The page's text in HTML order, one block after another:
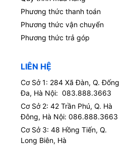
Phương thức thanh toán
Phương thức vận chuyển
Phương thức trả góp
LIÊN HỆ
Cơ Sở 1: 284 Xã Đàn, Q. Đống
Đa, Hà Nội: 083.888.3663
Cơ Sở 2: 42 Trần Phú, Q. Hà
Đông, Hà Nội: 086.888.3663
Cơ Sở 3: 48 Hồng Tiến, Q.
Long Biên, Hà